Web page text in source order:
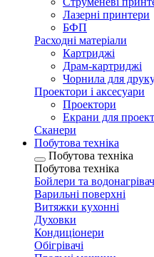
Лазерні принтери
БФП
Расходні матеріали
Картриджі
Драм-картриджі
Чорнила для
Проектори і аксесуари
Проектори
Екрани для
Сканери
Побутова техніка
Побутова техніка
Побутова техніка
Бойлери та
Варильні поверхні
Витяжки кухонні
Духовки
Кондиціонери
Обігрівачі